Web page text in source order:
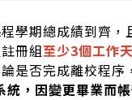
學期總成績到齊，
冊組至少3個工作
是否完成離校程
統，因變更畢業而